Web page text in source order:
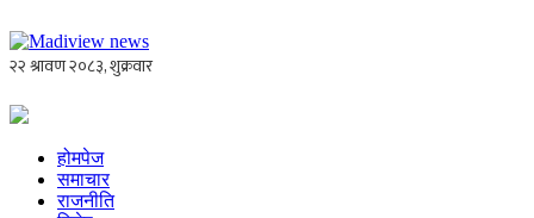
होमपेज
समाचार
राजनीति